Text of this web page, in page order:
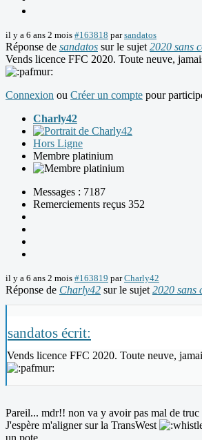
il y a 6 ans 2 mois #163818 parsandatos
Réponse de sandatos sur le sujet 2020 sans
Vends licence FFC 2020. Toute neuve,
Connexion ou Créer un compte pour
Charly42
Hors Ligne
Membre platinium
Messages : 7187
Remerciements reçus 352
il y a 6 ans 2 mois #163819 parCharly42
Réponse de Charly42 sur le sujet 2020 sans
sandatos écrit:
Vends licence FFC 2020. Toute neuve,
Pareil... mdr!! non va y avoir pas mal de truc
J'espère m'aligner sur la TransWest